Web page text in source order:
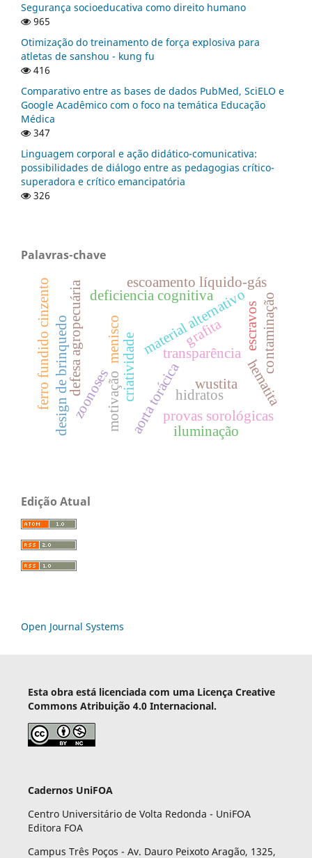
Segurança socioeducativa como direito humano
965
Otimização do treinamento de força explosiva para
atletas de sanshou - kung fu
416
Comparativo entre as bases de dados PubMed, SciELO e
Google Acadêmico com o foco na temática Educação
Médica
347
Linguagem corporal e ação didático-comunicativa:
possibilidades de diálogo entre as pedagogias crítico-
superadora e crítico emancipatória
326
Palavras-chave
transparência
aorta torácica
criatividade
material alternativo
motivação
zoonoses
defesa agropecuária
provas sorológicas
deficiencia cognitiva
wustita
menisco escravos
hematita
design de brinquedo contaminação
ferro fundido cinzento grafita
escoamento líquido-gás
hidratos
iluminação
Edição Atual
Open Journal Systems
Esta obra está licenciada com uma Licença Creative
Commons Atribuição 4.0 Internacional.
Cadernos UniFOA
Centro Universitário de Volta Redonda - UniFOA
Editora FOA
Campus Três Poços - Av. Dauro Peixoto Aragão, 1325,